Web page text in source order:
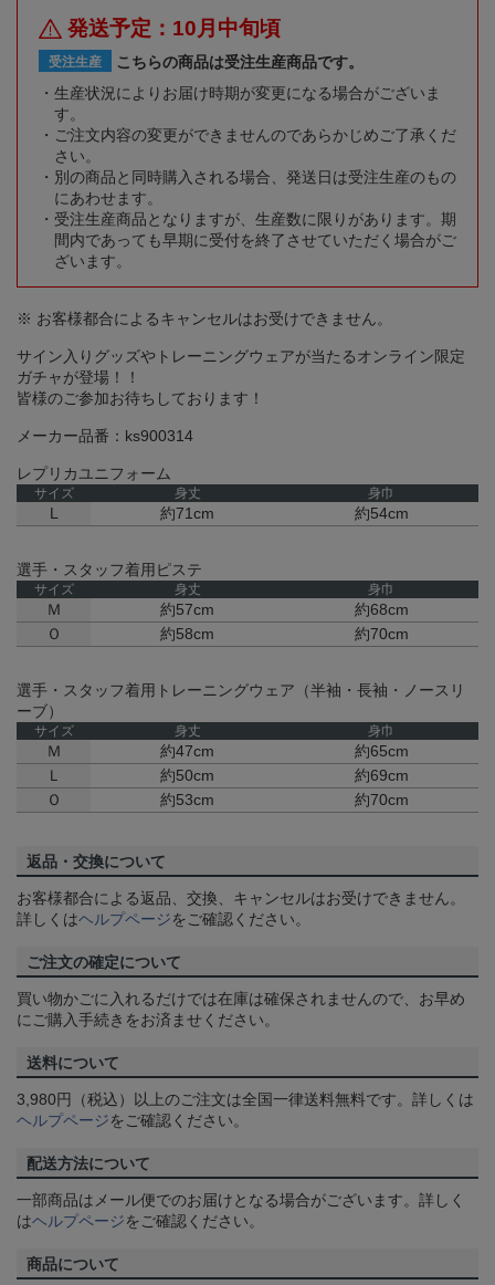
発送予定：10月中旬頃
受注生産
こちらの商品は受注生産商品です。
生産状況によりお届け時期が変更になる場合がございま
す。
ご注文内容の変更ができませんのであらかじめご了承くだ
さい。
別の商品と同時購入される場合、発送日は受注生産のもの
にあわせます。
受注生産商品となりますが、生産数に限りがあります。期
間内であっても早期に受付を終了させていただく場合がご
ざいます。
※ お客様都合によるキャンセルはお受けできません。
サイン入りグッズやトレーニングウェアが当たるオンライン限定
ガチャが登場！！
皆様のご参加お待ちしております！
メーカー品番：ks900314
レプリカユニフォーム
サイズ 身丈 身巾
L 約71cm 約54cm
選手・スタッフ着用ピステ
サイズ 身丈 身巾
Ｍ 約57cm
約68cm
Ｏ
約58cm 約70cm
選手・スタッフ着用トレーニングウェア（半袖・長袖・ノースリ
ーブ）
サイズ 身丈 身巾
Ｍ 約47cm
約65cm
Ｌ
約50cm
約69cm
Ｏ
約53cm 約70cm
返品・交換について
お客様都合による返品、交換、キャンセルはお受けできません。
詳しくはヘルプページをご確認ください。
ご注文の確定について
買い物かごに入れるだけでは在庫は確保されませんので、お早め
にご購入手続きをお済ませください。
送料について
3,980円（税込）以上のご注文は全国一律送料無料です。詳しくは
ヘルプページをご確認ください。
配送方法について
一部商品はメール便でのお届けとなる場合がございます。詳しく
はヘルプページをご確認ください。
商品について